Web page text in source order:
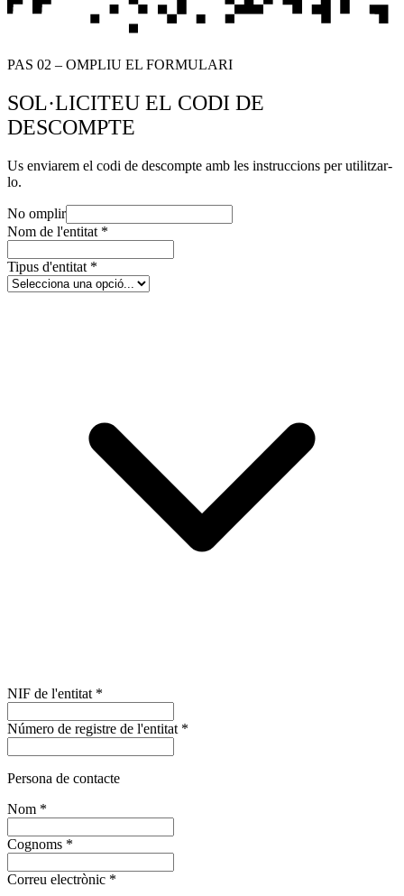
PAS 02 – OMPLIU EL FORMULARI
SOL·LICITEU EL CODI DE
DESCOMPTE
Us enviarem el codi de descompte amb les instruccions per utilitzar-
lo.
No omplir
Nom de l'entitat *
Tipus d'entitat *
NIF de l'entitat *
Número de registre de l'entitat *
Persona de contacte
Nom *
Cognoms *
Correu electrònic *